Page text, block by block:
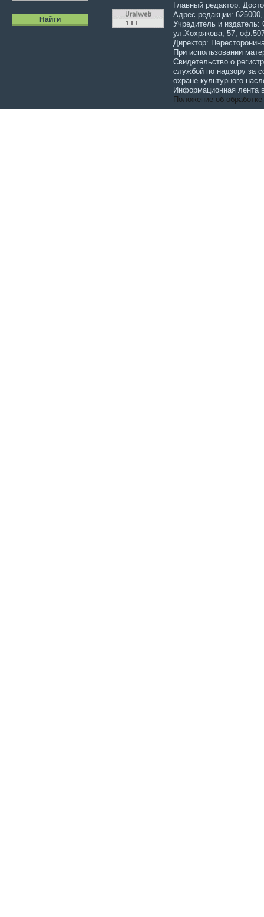
Главный редактор:
Адрес редакции:
Учредитель и
ул.Хохрякова, 57,
Директор:
При использовании
Свидетельство о
службой по надзору за
охране культурного
Информационная лента
Положение об